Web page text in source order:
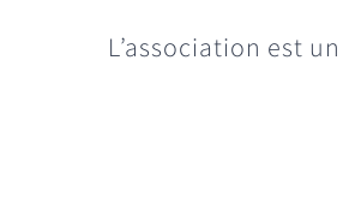
L’association est